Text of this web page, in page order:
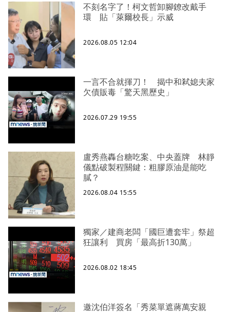
不刻名字了！柯文哲卸腳鐐改戴手
環 貼「萊爾校長」示威
2026.08.05 12:04
一言不合就揮刀！ 揭中和弒媳夫家
欠債販毒「驚天黑歷史」
2026.07.29 19:55
盧秀燕轟台糖吃案、中央蓋牌 林靜
儀點破製程關鍵：粗膠原油是能吃
膩？
2026.08.04 15:55
獨家／建商老闆「國巨遭套牢」祭超
狂讓利 買房「最高折130萬」
2026.08.02 18:45
邀沈伯洋簽名「秀菜單遮蔣萬安親